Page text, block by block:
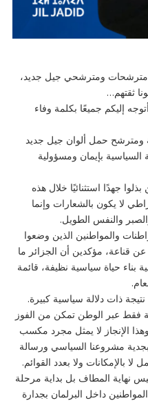
مترشحات ومترشحي جيل جديد،
ثقتهم…
إليكم جميعًا بكلمة وفاء
ومترشح حمل ألوان جيل جديد
بإيمان ومسؤولية
جهدًا استثنائيًا خلال هذه
لا يكون بالشعارات وإنما
والنفس الطويل.
والمواطنين الذين وضعوا
قناعة، مؤكدين أن الجزائر ما
بناء حياة سياسية نظيفة، قائمة
ذات دلالة سياسية كبيرة.
فقط عبر الوطن تمكن من الفوز
الإنجاز لا يمثل مجرد مكسب
مشروعنا السياسي ورسالة
بالإمكانات ولا بعدد القوائم.
نهاية المطاف بل بداية مرحلة
داخل البرلمان بجدارة